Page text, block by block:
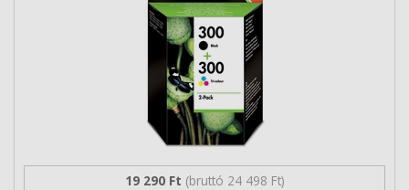
19 290 Ft (bruttó 24 498 Ft)